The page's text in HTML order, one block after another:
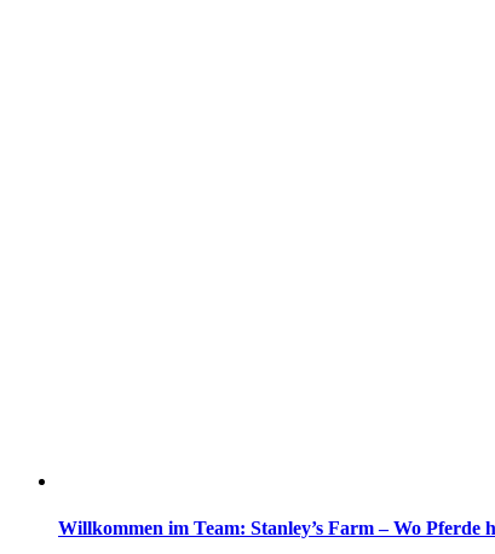
Willkommen im Team: Stanley’s Farm – Wo Pferde